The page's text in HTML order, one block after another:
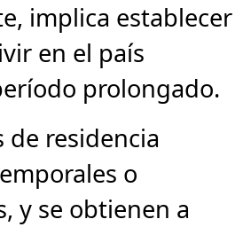
implica establecer
en el país
prolongado.
de residencia
o
y se obtienen a